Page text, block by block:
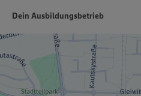
Dein Ausbildungsbetrieb